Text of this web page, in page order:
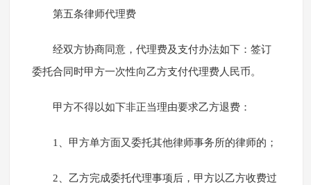
第五条律师代理费
经双方协商同意，代理费及支付办法如下：签订
委托合同时甲方一次性向乙方支付代理费人民币。
甲方不得以如下非正当理由要求乙方退费：
1、甲方单方面又委托其他律师事务所的律师的；
2、乙方完成委托代理事项后，甲方以乙方收费过